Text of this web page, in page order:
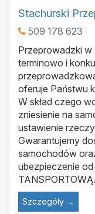
Stachurski
509 178 623
Przeprowadzki w
terminowo i
oferuje Państwu
W skład czego
zniesienie na
ustawienie
Gwarantujemy
samochodów
ubezpieczenie od
TANSPORTOWĄ.
Szczegóły →